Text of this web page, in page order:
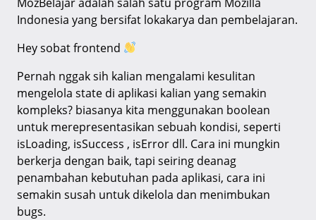
Indonesia yang bersifat lokakarya dan pembelajaran.
Hey sobat frontend
Pernah nggak sih kalian mengalami kesulitan
mengelola state di aplikasi kalian yang semakin
kompleks? biasanya kita menggunakan boolean
untuk merepresentasikan sebuah kondisi, seperti
isLoading, isSuccess , isError dll. Cara ini mungkin
berkerja dengan baik, tapi seiring deanag
penambahan kebutuhan pada aplikasi, cara ini
semakin susah untuk dikelola dan menimbukan
bugs.